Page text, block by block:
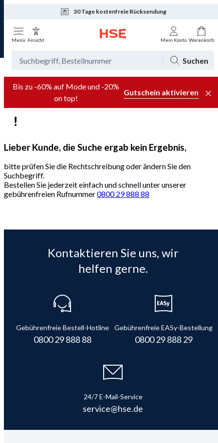
30 Tage kostenfreie Rücksendung
Menü Ansicht Mein Konto Warenkorb
Suchen
Bis zu -60% auf Mode und -20%
on top!
Gutschein aktivieren
Lieber Kunde, die Suche ergab kein Ergebnis,
bitte prüfen Sie die Rechtschreibung oder ändern Sie den
Suchbegriff.
Bestellen Sie jederzeit einfach und schnell unter unserer
gebührenfreien Rufnummer0800 29 888 88
Kontaktieren Sie uns, wir
helfen gerne.
Gebührenfreie Bestell-Hotline
0800 29 888 88
Gebührenfreie EASy-Bestellung
0800 29 888 29
24/7 E-Mail-Service
service@hse.de